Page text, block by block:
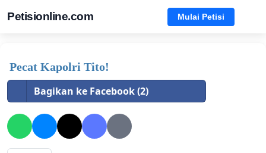
Petisionline.com Mulai Petisi
Pecat Kapolri Tito!
Bagikan ke Facebook (2)